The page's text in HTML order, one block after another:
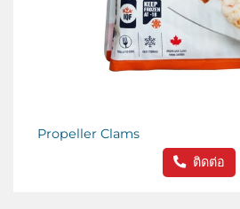
Propeller Clams
ติดต่อ